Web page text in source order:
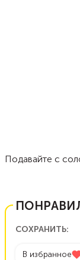
Подавайте с
СОХРАНИТЬ:
В избранное